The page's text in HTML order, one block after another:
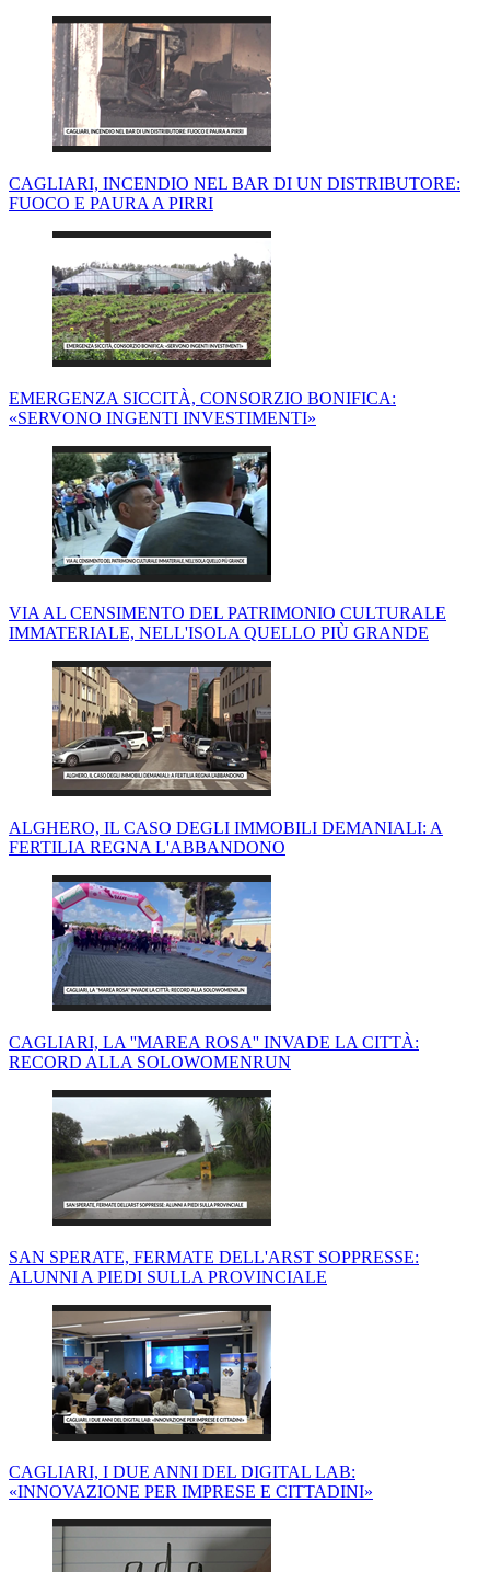
CAGLIARI, INCENDIO NEL BAR DI UN DISTRIBUTORE:
FUOCO E PAURA A PIRRI
EMERGENZA SICCITÀ, CONSORZIO BONIFICA:
«SERVONO INGENTI INVESTIMENTI»
VIA AL CENSIMENTO DEL PATRIMONIO CULTURALE
IMMATERIALE, NELL'ISOLA QUELLO PIÙ GRANDE
ALGHERO, IL CASO DEGLI IMMOBILI DEMANIALI: A
FERTILIA REGNA L'ABBANDONO
CAGLIARI, LA ''MAREA ROSA'' INVADE LA CITTÀ:
RECORD ALLA SOLOWOMENRUN
SAN SPERATE, FERMATE DELL'ARST SOPPRESSE:
ALUNNI A PIEDI SULLA PROVINCIALE
CAGLIARI, I DUE ANNI DEL DIGITAL LAB:
«INNOVAZIONE PER IMPRESE E CITTADINI»